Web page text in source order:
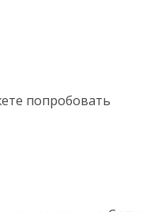
попробовать